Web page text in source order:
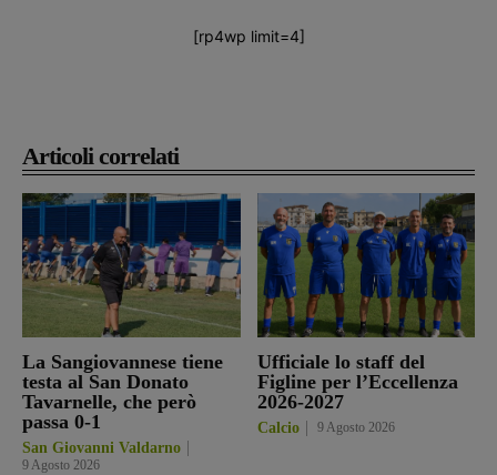
Articoli correlati
La Sangiovannese tiene
testa al San Donato
Tavarnelle, che però
passa 0-1
San Giovanni Valdarno
9 Agosto 2026
Ufficiale lo staff del
Figline per l’Eccellenza
2026-2027
Calcio 9 Agosto 2026
[rp4wp limit=4]